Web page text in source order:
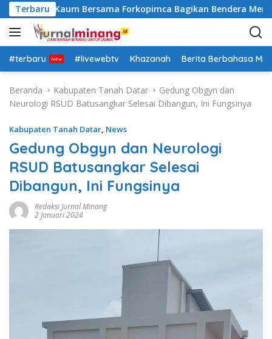
a
g
u
Terbaru
Lima Kaum Bersama Forkopimca Bagikan Bendera Merah
#terbaru #livewebtv Khazanah Berita Berbahasa
Beranda Kabupaten Tanah Datar
Gedung Obgyn dan
Neurologi RSUD Batusangkar Selesai Dibangun, Ini Fungsinya
Kabupaten Tanah Datar, News
Gedung Obgyn dan Neurologi
RSUD Batusangkar Selesai
Dibangun, Ini Fungsinya
Redaksi Jurnal Minang
2 Januari 2024